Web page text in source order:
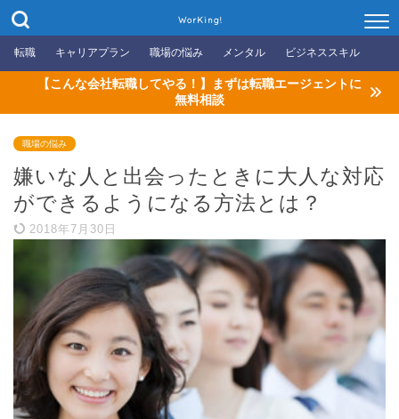
WorKing!
転職 キャリアプラン 職場の悩み メンタル ビジネススキル
【こんな会社転職してやる！】まずは転職エージェントに
無料相談
職場の悩み
嫌いな人と出会ったときに大人な対応
ができるようになる方法とは？
2018年7月30日